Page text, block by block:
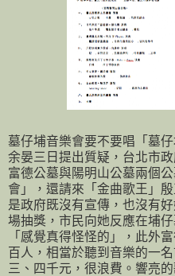
墓仔埔音樂會要不要唱「墓
余晏三日提出質疑，台北市
富德公墓與陽明山公墓兩個
會」，還請來「金曲歌王」
是政府既沒有宣傳，也沒有
場抽獎，市民向她反應在埔
「感覺真得怪怪的」，此外
百人，相當於聽到音樂的一
三、四千元，很浪費。響亮